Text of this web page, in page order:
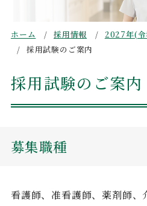
ホーム 採用情報 2027年(
採用試験のご案内
採用試験のご案内
募集職種
看護師、准看護師、薬剤師、